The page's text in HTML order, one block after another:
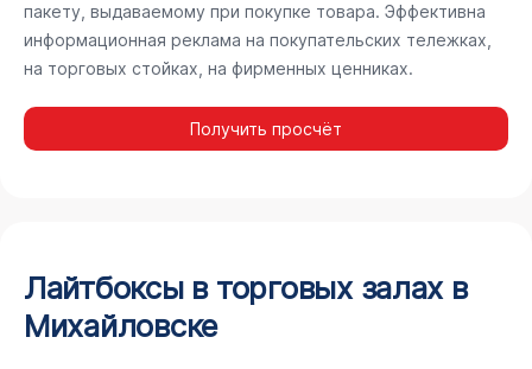
пакету, выдаваемому при покупке товара. Эффективна
информационная реклама на покупательских тележках,
на торговых стойках, на фирменных ценниках.
Получить просчёт
Лайтбоксы в торговых залах в
Михайловске